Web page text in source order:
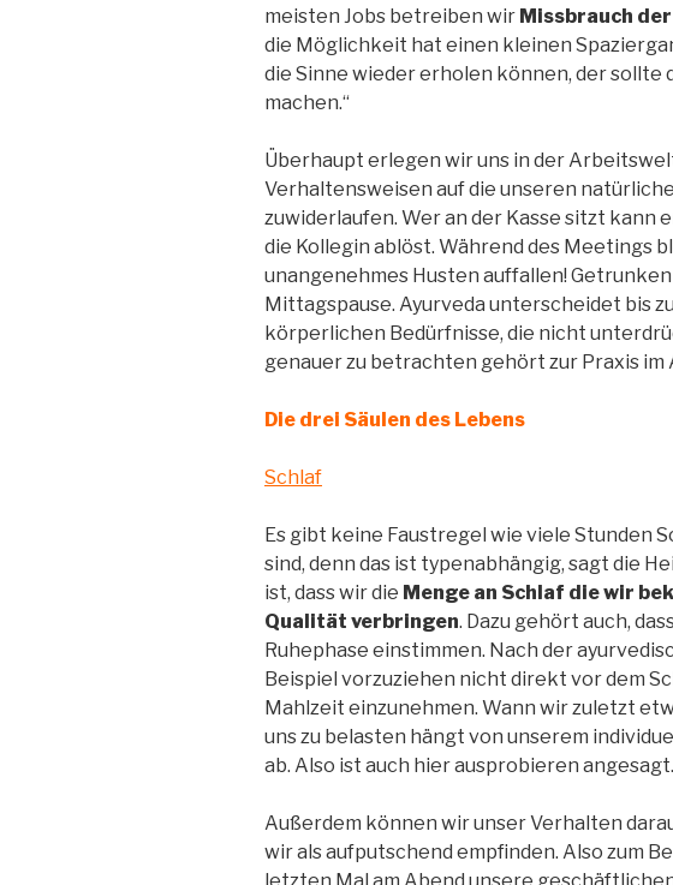
meisten Jobs betreiben wir Missbrauch
die Möglichkeit hat einen kleinen
die Sinne wieder erholen können, der sollte
machen.“
Überhaupt erlegen wir uns in der
Verhaltensweisen auf die unseren
zuwiderlaufen. Wer an der Kasse sitzt kann
die Kollegin ablöst. Während des Meetings
unangenehmes Husten auffallen!
Mittagspause. Ayurveda unterscheidet bis
körperlichen Bedürfnisse, die nicht
genauer zu betrachten gehört zur Praxis im
Die drei Säulen des Lebens
Schlaf
Es gibt keine Faustregel wie viele Stunden
sind, denn das ist typenabhängig, sagt die
ist, dass wir die Menge an Schlaf die wir
Qualität verbringen. Dazu gehört auch,
Ruhephase einstimmen. Nach der
Beispiel vorzuziehen nicht direkt vor dem
Mahlzeit einzunehmen. Wann wir zuletzt
uns zu belasten hängt von unserem
ab. Also ist auch hier ausprobieren angesagt.
Außerdem können wir unser Verhalten
wir als aufputschend empfinden. Also zum